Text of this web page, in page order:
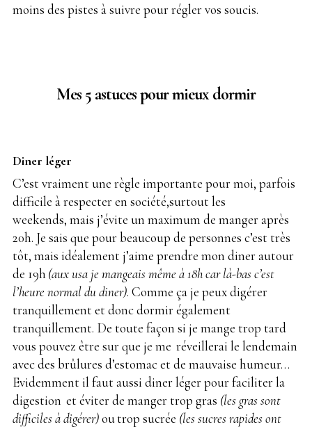
moins des pistes à suivre pour régler vos soucis.
Mes 5 astuces pour mieux dormir
Diner léger
C’est vraiment une règle importante pour moi, parfois
difficile à respecter en société,surtout les
weekends, mais j’évite un maximum de manger après
20h. Je sais que pour beaucoup de personnes c’est très
tôt, mais idéalement j’aime prendre mon diner autour
de 19h (aux usa je mangeais même à 18h car là-bas c’est
l’heure normal du diner). Comme ça je peux digérer
tranquillement et donc dormir également
tranquillement. De toute façon si je mange trop tard
vous pouvez être sur que je me réveillerai le lendemain
avec des brûlures d’estomac et de mauvaise humeur…
Evidemment il faut aussi diner léger pour faciliter la
digestion et éviter de manger trop gras (les gras sont
difficiles à digérer)outrop sucrée (les sucres rapides ont